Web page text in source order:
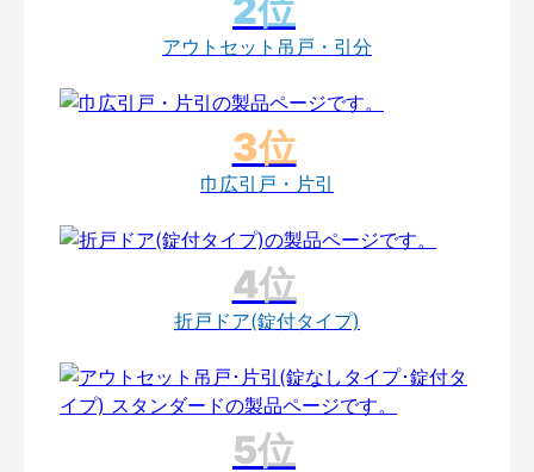
アウトセット吊戸・引分
巾広引戸・片引
折戸ドア(錠付タイプ)